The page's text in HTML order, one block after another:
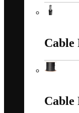
Cable
Cable